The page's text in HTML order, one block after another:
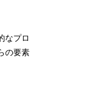
なプロ
の要素